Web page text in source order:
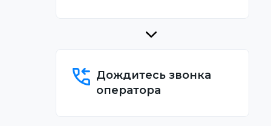
Дождитесь звонка
оператора